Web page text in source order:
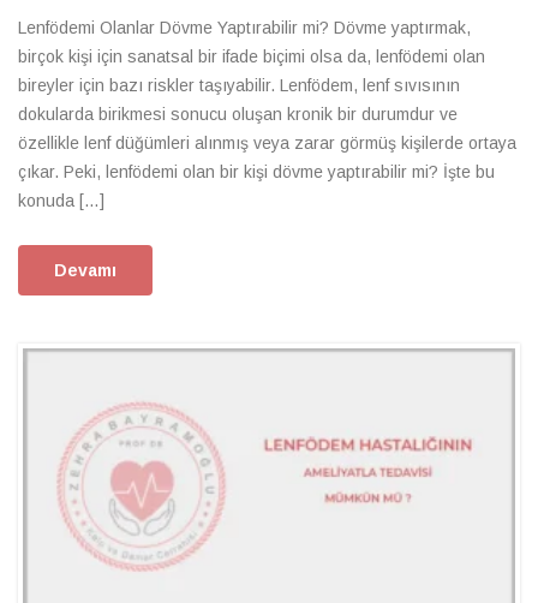
Lenfödemi Olanlar Dövme Yaptırabilir mi? Dövme yaptırmak,
birçok kişi için sanatsal bir ifade biçimi olsa da, lenfödemi olan
bireyler için bazı riskler taşıyabilir. Lenfödem, lenf sıvısının
dokularda birikmesi sonucu oluşan kronik bir durumdur ve
özellikle lenf düğümleri alınmış veya zarar görmüş kişilerde ortaya
çıkar. Peki, lenfödemi olan bir kişi dövme yaptırabilir mi? İşte bu
konuda […]
Devamı